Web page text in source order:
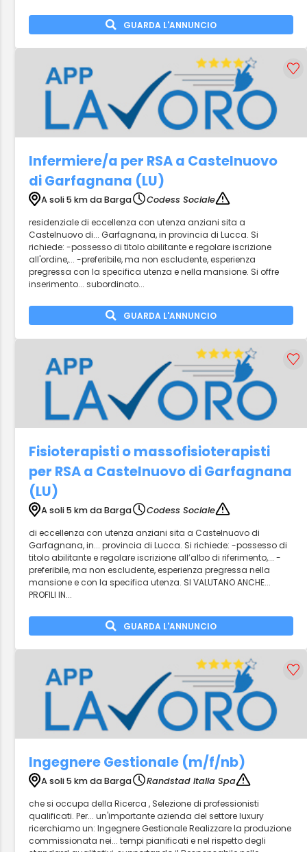
GUARDA L'ANNUNCIO
Infermiere/a per RSA a Castelnuovo
di Garfagnana (LU)
A soli 5 km da Barga
Codess Sociale
residenziale di eccellenza con utenza anziani sita a
Castelnuovo di... Garfagnana, in provincia di Lucca. Si
richiede: -possesso di titolo abilitante e regolare iscrizione
all'ordine,... -preferibile, ma non escludente, esperienza
pregressa con la specifica utenza e nella mansione. Si offre
inserimento... subordinato...
GUARDA L'ANNUNCIO
Fisioterapisti o massofisioterapisti
per RSA a Castelnuovo di Garfagnana
(LU)
A soli 5 km da Barga
Codess Sociale
di eccellenza con utenza anziani sita a Castelnuovo di
Garfagnana, in... provincia di Lucca. Si richiede: -possesso di
titolo abilitante e regolare iscrizione all’albo di riferimento,... -
preferibile, ma non escludente, esperienza pregressa nella
mansione e con la specifica utenza. SI VALUTANO ANCHE...
PROFILI IN...
GUARDA L'ANNUNCIO
Ingegnere Gestionale (m/f/nb)
A soli 5 km da Barga
Randstad Italia Spa
che si occupa della Ricerca , Selezione di professionisti
qualificati. Per... un'importante azienda del settore luxury
ricerchiamo un: Ingegnere Gestionale Realizzare la produzione
commissionata nei... tempi pianificati e nel rispetto degli